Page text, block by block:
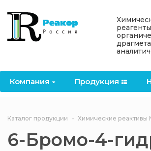
Компания Продукция
Назад
Компания
Лицензии
Документы
Назад
Продукция
OceanСhem
3ASenrise
Назад
Направления
Отвердители
Назад
Информация
Акции
Политика
конфиденциальности
Каталог продукции Химические реактивы
6-Бромо-4-